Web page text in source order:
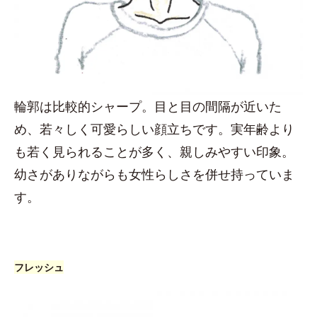
輪郭は比較的シャープ。目と目の間隔が近いた
め、若々しく可愛らしい顔立ちです。実年齢より
も若く見られることが多く、親しみやすい印象。
幼さがありながらも女性らしさを併せ持っていま
す。
フレッシュ